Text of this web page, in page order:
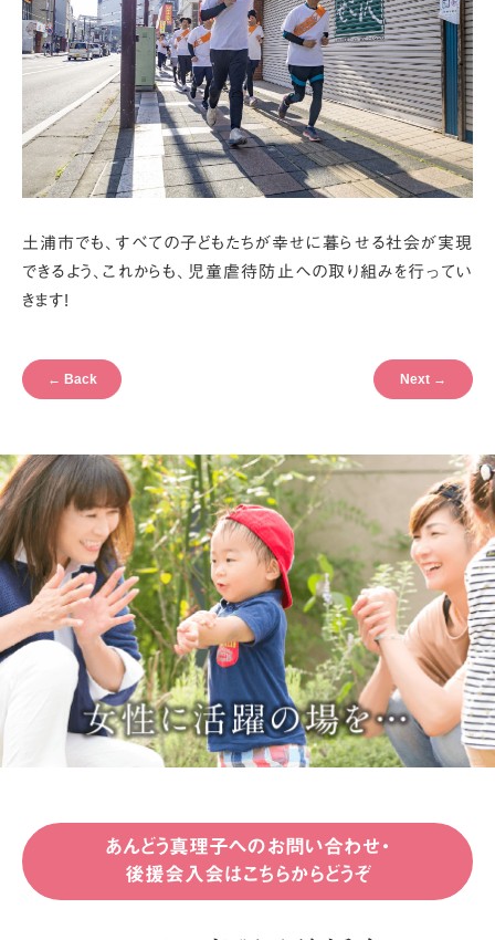
土浦市でも、すべての子どもたちが幸せに暮らせる社会が実現
できるよう、これからも、児童虐待防止への取り組みを行ってい
きます!
← Back Next →
あんどう真理子へのお問い合わせ・
後援会入会はこちらからどうぞ